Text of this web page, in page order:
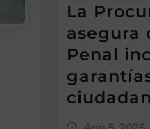
La
asegura
Penal